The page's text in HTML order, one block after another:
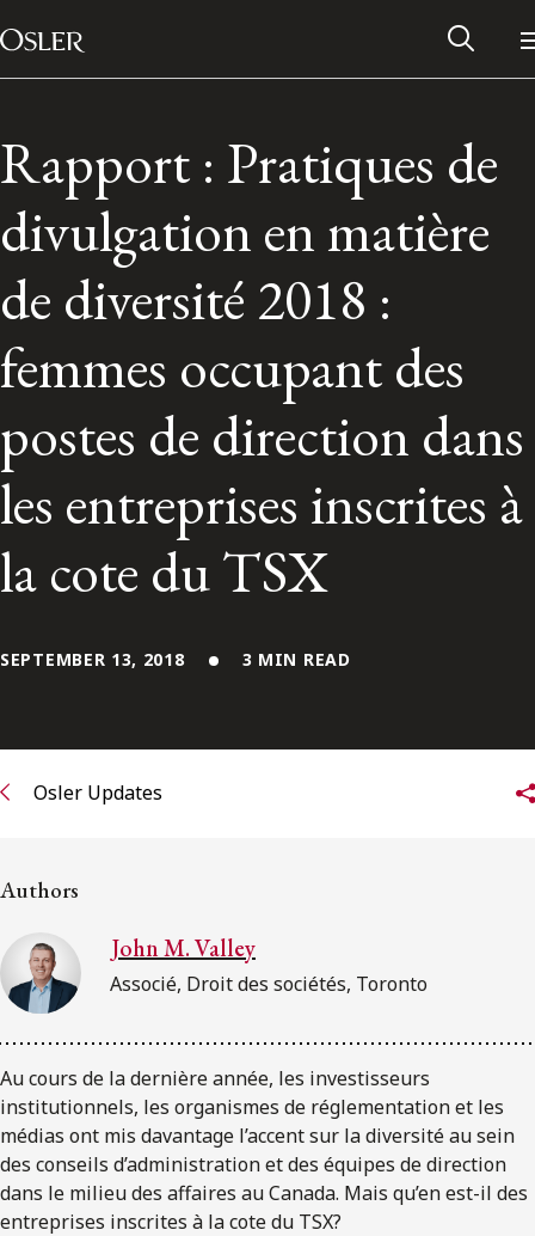
Skip to content
Main Navigation
Alumni Network
Contact Us
Subscribe to receive our latest insights
Rapport : Pratiques de
divulgation en matière
de diversité 2018 :
femmes occupant des
postes de direction dans
les entreprises inscrites à
la cote du TSX
SEPTEMBER 13, 2018 3 MIN READ
Osler Updates
Authors
John M. Valley
Associé, Droit des sociétés, Toronto
Au cours de la dernière année, les investisseurs
institutionnels, les organismes de réglementation et les
médias ont mis davantage l’accent sur la diversité au sein
des conseils d’administration et des équipes de direction
dans le milieu des affaires au Canada. Mais qu’en est-il des
entreprises inscrites à la cote du TSX?